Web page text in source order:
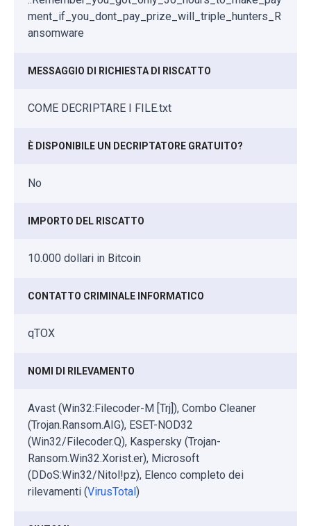
ment_if_you_dont_pay_prize_will_triple_hunters_R
ansomware
MESSAGGIO DI RICHIESTA DI RISCATTO
COME DECRIPTARE I FILE.txt
È DISPONIBILE UN DECRIPTATORE GRATUITO?
No
IMPORTO DEL RISCATTO
10.000 dollari in Bitcoin
CONTATTO CRIMINALE INFORMATICO
qTOX
NOMI DI RILEVAMENTO
Avast (Win32:Filecoder-M [Trj]), Combo Cleaner
(Trojan.Ransom.AIG), ESET-NOD32
(Win32/Filecoder.Q), Kaspersky (Trojan-
Ransom.Win32.Xorist.er), Microsoft
(DDoS:Win32/Nitol!pz), Elenco completo dei
rilevamenti (VirusTotal)